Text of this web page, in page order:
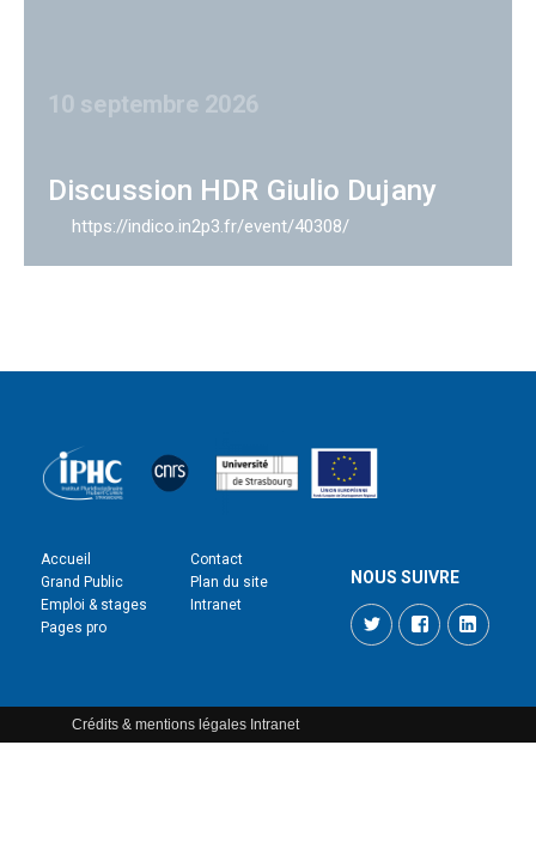
10 septembre 2026
Discussion HDR Giulio Dujany
https://indico.in2p3.fr/event/40308/
Accueil
Grand Public
Emploi & stages
Pages pro
Contact
Plan du site
Intranet
NOUS SUIVRE
TwitterFacebook
Crédits & mentions légales Intranet